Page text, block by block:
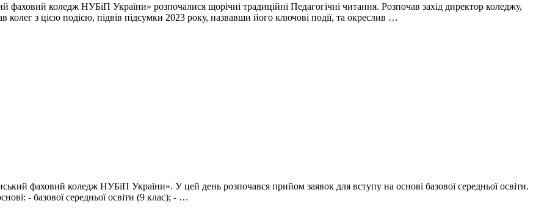
фаховий коледж НУБіП України» розпочалися щорічні традиційні Педагогічні читання. Розпочав захід директор коледжу,
з цією подією, підвів підсумки 2023 року, назвавши його ключові події, та окреслив …
фаховий коледж НУБіП України». У цей день розпочався прийом заявок для вступу на основі базової середньої освіти.
- базової середньої освіти (9 клас); - …